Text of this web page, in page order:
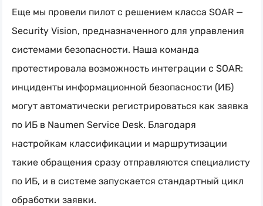
Еще мы провели пилот с решением класса SOAR —
Security Vision, предназначенного для управления
системами безопасности. Наша команда
протестировала возможность интеграции с SOAR:
инциденты информационной безопасности (ИБ)
могут автоматически регистрироваться как заявка
по ИБ в Naumen Service Desk. Благодаря
настройкам классификации и маршрутизации
такие обращения сразу отправляются специалисту
по ИБ, и в системе запускается стандартный цикл
обработки заявки.